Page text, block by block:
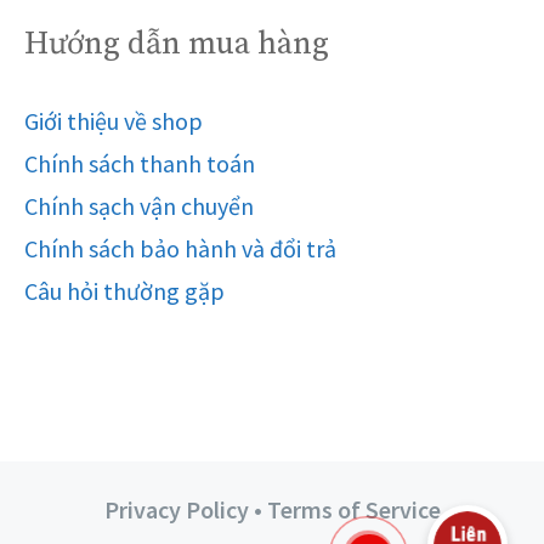
Hướng dẫn mua hàng
Giới thiệu về shop
Chính sách thanh toán
Chính sạch vận chuyển
Chính sách bảo hành và đổi trả
Câu hỏi thường gặp
Privacy Policy • Terms of Service